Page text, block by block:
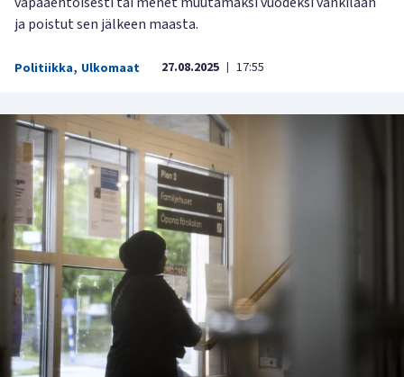
ja poistut sen jälkeen maasta.
Politiikka, Ulkomaat 27.08.2025 | 17:55